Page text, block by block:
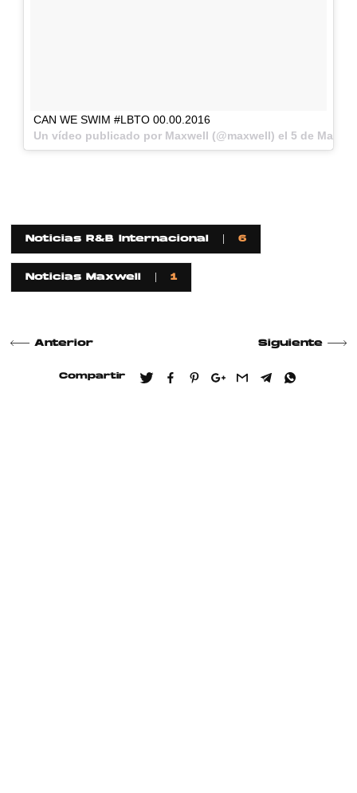
CAN WE SWIM #LBTO 00.00.2016
Un vídeo publicado por Maxwell (@maxwell) el 5 de Mar
Noticias R&B Internacional 6
Noticias Maxwell 1
Anterior Siguiente
Compartir